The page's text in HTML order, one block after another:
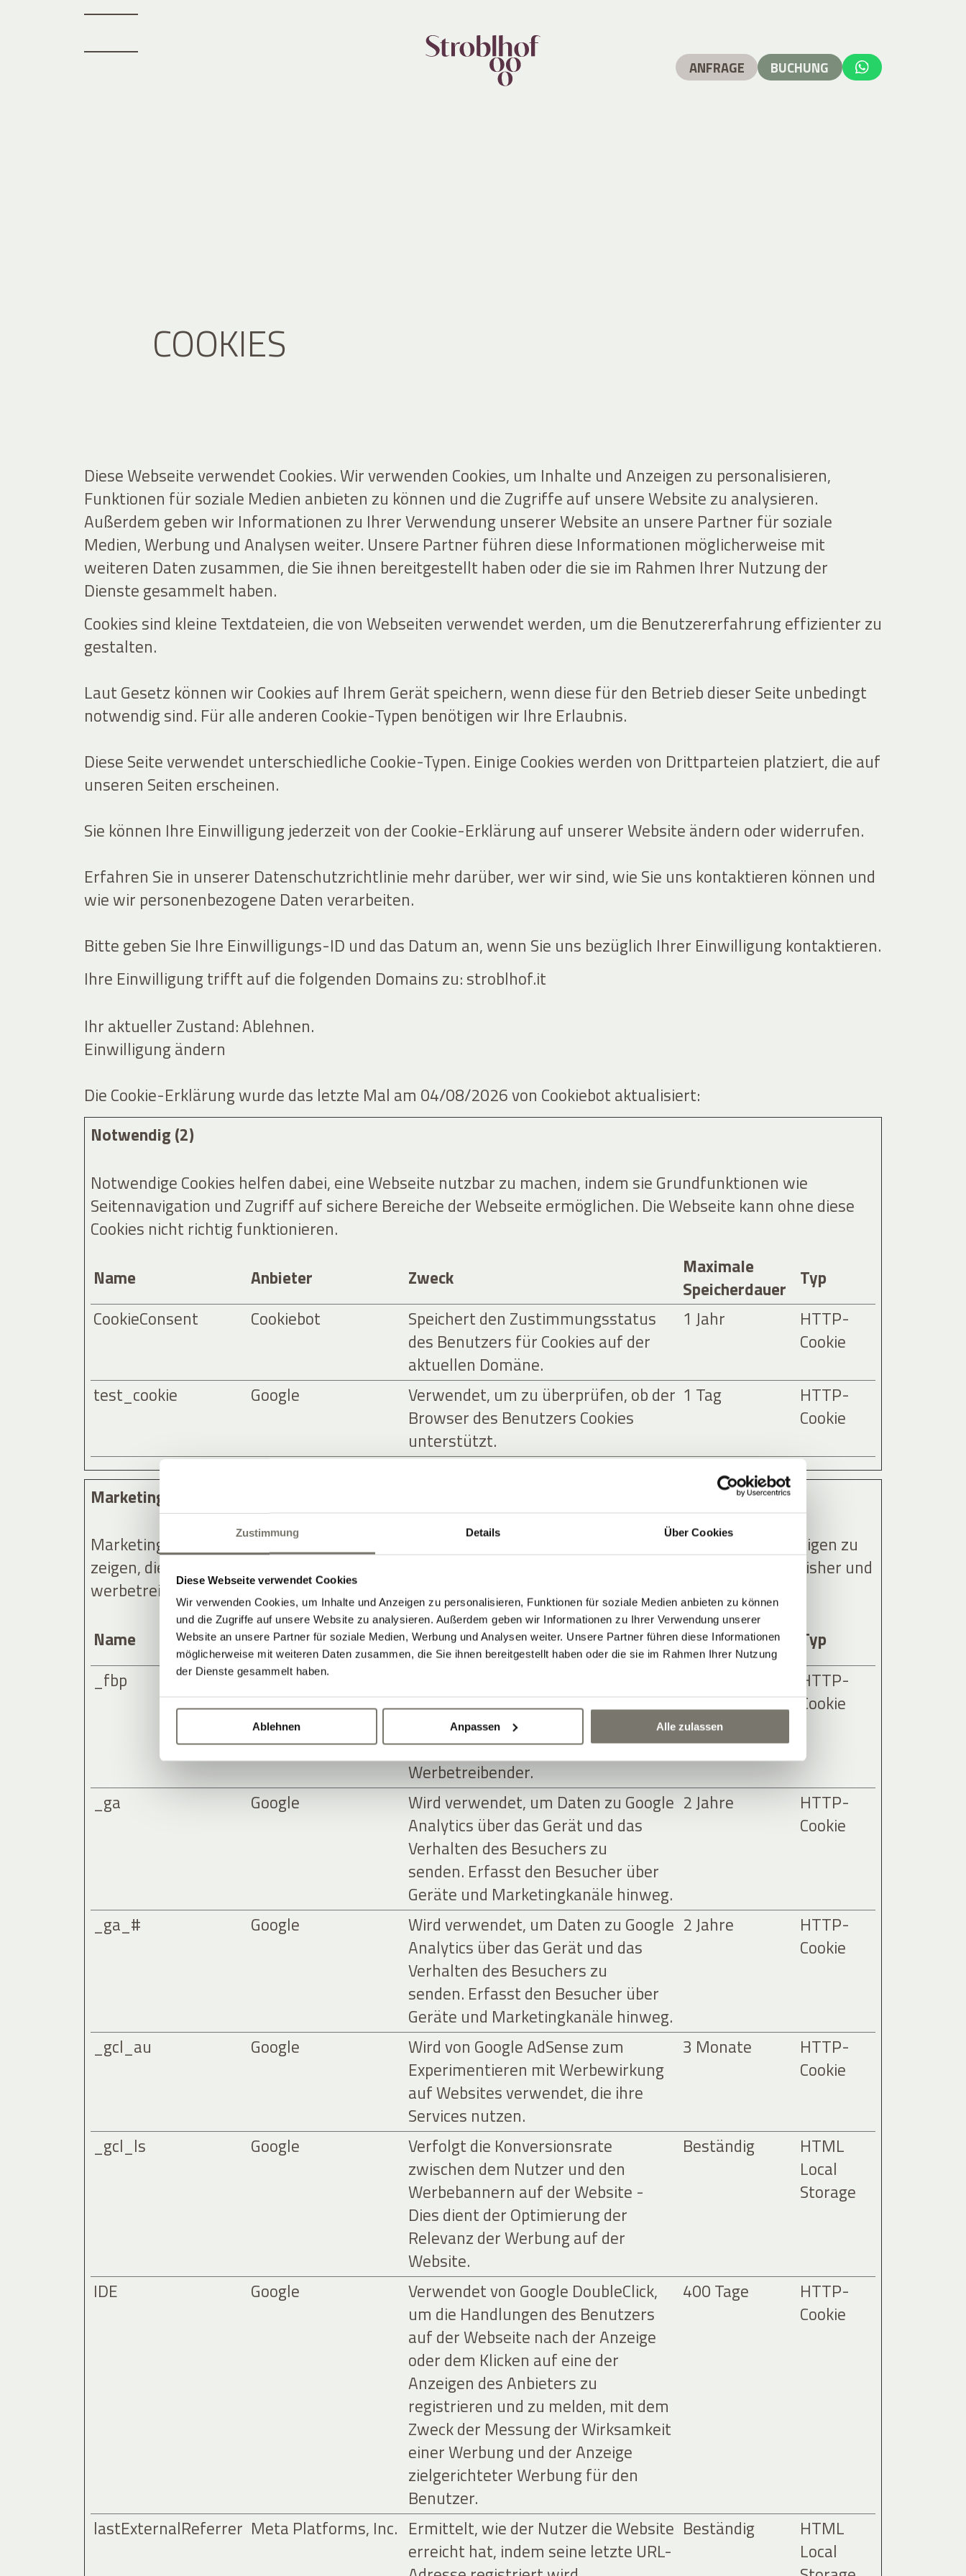
Zustimmung Details Über Cookies
Diese Webseite verwendet Cookies
Wir verwenden Cookies, um Inhalte und Anzeigen zu personalisieren, Funktionen für soziale Medien anbieten zu können
und die Zugriffe auf unsere Website zu analysieren. Außerdem geben wir Informationen zu Ihrer Verwendung unserer
Website an unsere Partner für soziale Medien, Werbung und Analysen weiter. Unsere Partner führen diese Informationen
möglicherweise mit weiteren Daten zusammen, die Sie ihnen bereitgestellt haben oder die sie im Rahmen Ihrer Nutzung
der Dienste gesammelt haben.
Ablehnen Anpassen Alle zulassen
COOKIES
Diese Webseite verwendet Cookies. Wir verwenden Cookies, um Inhalte und Anzeigen zu personalisieren,
Funktionen für soziale Medien anbieten zu können und die Zugriffe auf unsere Website zu analysieren.
Außerdem geben wir Informationen zu Ihrer Verwendung unserer Website an unsere Partner für soziale
Medien, Werbung und Analysen weiter. Unsere Partner führen diese Informationen möglicherweise mit
weiteren Daten zusammen, die Sie ihnen bereitgestellt haben oder die sie im Rahmen Ihrer Nutzung der
Dienste gesammelt haben.
Cookies sind kleine Textdateien, die von Webseiten verwendet werden, um die Benutzererfahrung effizienter zu
gestalten.
Laut Gesetz können wir Cookies auf Ihrem Gerät speichern, wenn diese für den Betrieb dieser Seite unbedingt
notwendig sind. Für alle anderen Cookie-Typen benötigen wir Ihre Erlaubnis.
Diese Seite verwendet unterschiedliche Cookie-Typen. Einige Cookies werden von Drittparteien platziert, die auf
unseren Seiten erscheinen.
Sie können Ihre Einwilligung jederzeit von der Cookie-Erklärung auf unserer Website ändern oder widerrufen.
Erfahren Sie in unserer Datenschutzrichtlinie mehr darüber, wer wir sind, wie Sie uns kontaktieren können und
wie wir personenbezogene Daten verarbeiten.
Bitte geben Sie Ihre Einwilligungs-ID und das Datum an, wenn Sie uns bezüglich Ihrer Einwilligung kontaktieren.
Ihre Einwilligung trifft auf die folgenden Domains zu: stroblhof.it
Ihr aktueller Zustand: Ablehnen.
Einwilligung ändern
Die Cookie-Erklärung wurde das letzte Mal am 04/08/2026 von Cookiebot aktualisiert:
Notwendig (2)
Notwendige Cookies helfen dabei, eine Webseite nutzbar zu machen, indem sie Grundfunktionen wie
Seitennavigation und Zugriff auf sichere Bereiche der Webseite ermöglichen. Die Webseite kann ohne diese
Cookies nicht richtig funktionieren.
Name
Anbieter Zweck
Maximale
Speicherdauer Typ
CookieConsent
Cookiebot
Speichert den Zustimmungsstatus
des Benutzers für Cookies auf der
aktuellen Domäne.
1 Jahr
HTTP-
Cookie
test_cookie Google
Verwendet, um zu überprüfen, ob der
Browser des Benutzers Cookies
unterstützt.
1 Tag
HTTP-
Cookie
Marketing (14)
Marketing-Cookies werden verwendet, um Besuchern auf Webseiten zu folgen. Die Absicht ist, Anzeigen zu
zeigen, die relevant und ansprechend für den einzelnen Benutzer sind und daher wertvoller für Publisher und
werbetreibende Drittparteien sind.
Name
Anbieter Zweck
Maximale
Speicherdauer
Typ
_fbp
Meta Platforms, Inc.
Reihe von Werbeprodukten
anzuzeigen, zum Beispiel
Echtzeitgebote dritter
Werbetreibender.
HTTP-
Cookie
_ga Google
Wird verwendet, um Daten zu Google
Analytics über das Gerät und das
Verhalten des Besuchers zu
senden. Erfasst den Besucher über
Geräte und Marketingkanäle hinweg.
2 Jahre
HTTP-
Cookie
_ga_# Google
Wird verwendet, um Daten zu Google
Analytics über das Gerät und das
Verhalten des Besuchers zu
senden. Erfasst den Besucher über
Geräte und Marketingkanäle hinweg.
2 Jahre
HTTP-
Cookie
_gcl_au Google
Wird von Google AdSense zum
Experimentieren mit Werbewirkung
auf Websites verwendet, die ihre
Services nutzen.
3 Monate
HTTP-
Cookie
_gcl_ls Google
Verfolgt die Konversionsrate
zwischen dem Nutzer und den
Werbebannern auf der Website -
Dies dient der Optimierung der
Relevanz der Werbung auf der
Website.
Beständig
HTML
Local
Storage
IDE Google
Verwendet von Google DoubleClick,
um die Handlungen des Benutzers
auf der Webseite nach der Anzeige
oder dem Klicken auf eine der
Anzeigen des Anbieters zu
registrieren und zu melden, mit dem
Zweck der Messung der Wirksamkeit
einer Werbung und der Anzeige
zielgerichteter Werbung für den
Benutzer.
400 Tage
HTTP-
Cookie
lastExternalReferrer Meta Platforms, Inc. Ermittelt, wie der Nutzer die Website
erreicht hat, indem seine letzte URL-
Beständig
HTML
Local
ANFRAGE BUCHUNG